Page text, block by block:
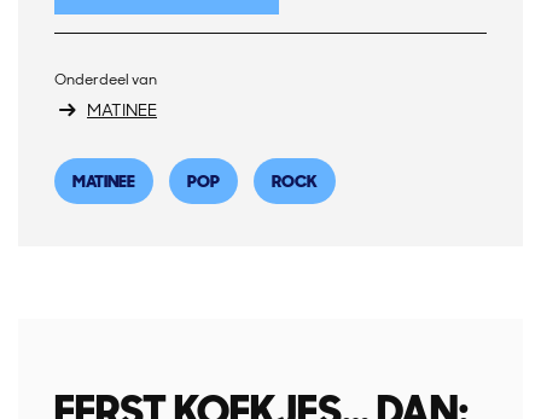
Onderdeel van
MATINEE
MATINEE POP ROCK